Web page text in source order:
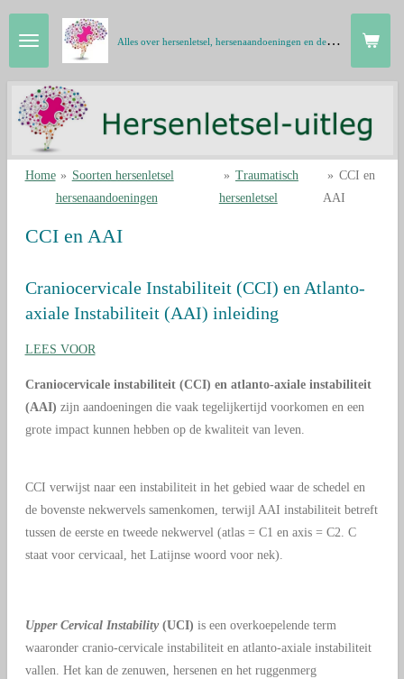
Ga
direct
naar
hoofdinhoud
A
lles over hersenletsel, hersenaandoeningen en de hersenen in gewone taal
Home » Soorten hersenletsel
hersenaandoeningen
» Traumatisch
hersenletsel
» CCI en
AAI
CCI en AAI
Craniocervicale Instabiliteit (CCI) en Atlanto-
axiale Instabiliteit (AAI) inleiding
LEES VOOR
Craniocervicale instabiliteit (CCI) en atlanto-axiale instabiliteit
(AAI) zijn aandoeningen die vaak tegelijkertijd voorkomen en een
grote impact kunnen hebben op de kwaliteit van leven.
CCI verwijst naar een instabiliteit in het gebied waar de schedel en
de bovenste nekwervels samenkomen, terwijl AAI instabiliteit betreft
tussen de eerste en tweede nekwervel (atlas = C1 en axis = C2. C
staat voor cervicaal, het Latijnse woord voor nek).
Upper Cervical Instability(UCI) is een overkoepelende term
waaronder cranio-cervicale instabiliteit en atlanto-axiale instabiliteit
vallen. Het kan de zenuwen, hersenen en het ruggenmerg